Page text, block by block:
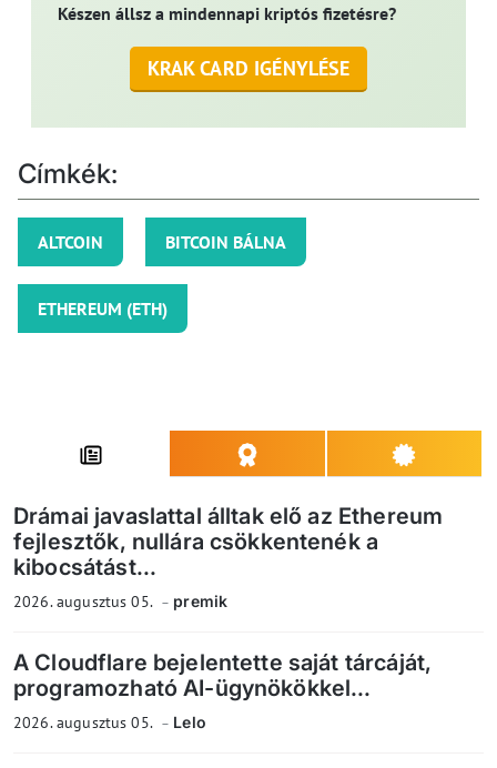
Készen állsz a mindennapi kriptós fizetésre?
KRAK CARD IGÉNYLÉSE
Címkék:
ALTCOIN BITCOIN BÁLNA
ETHEREUM (ETH)
Drámai javaslattal álltak elő az Ethereum
fejlesztők, nullára csökkentenék a
kibocsátást...
2026. augusztus 05. premik
A Cloudflare bejelentette saját tárcáját,
programozható AI-ügynökökkel...
2026. augusztus 05. Lelo